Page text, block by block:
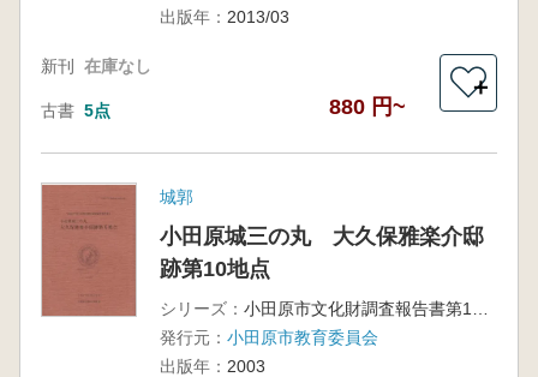
出版年： 2013/03
新刊 在庫なし
古書 5点 880 円~
＋
城郭
小田原城三の丸 大久保雅楽介邸
跡第10地点
シリーズ：
発行元： 小田原市教育委員会
出版年： 2003